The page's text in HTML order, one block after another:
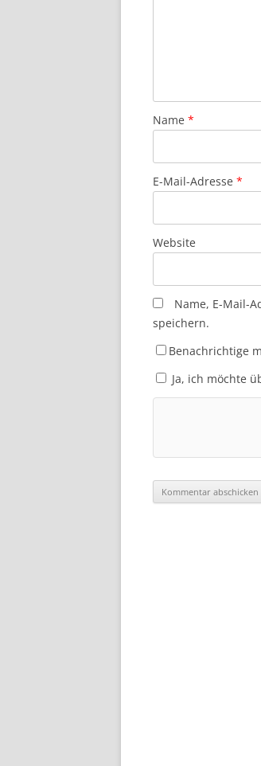
Name *
E-Mail-Adresse *
Website
Name, E-Mail-
speichern.
Benachrichtige
Ja, ich möchte